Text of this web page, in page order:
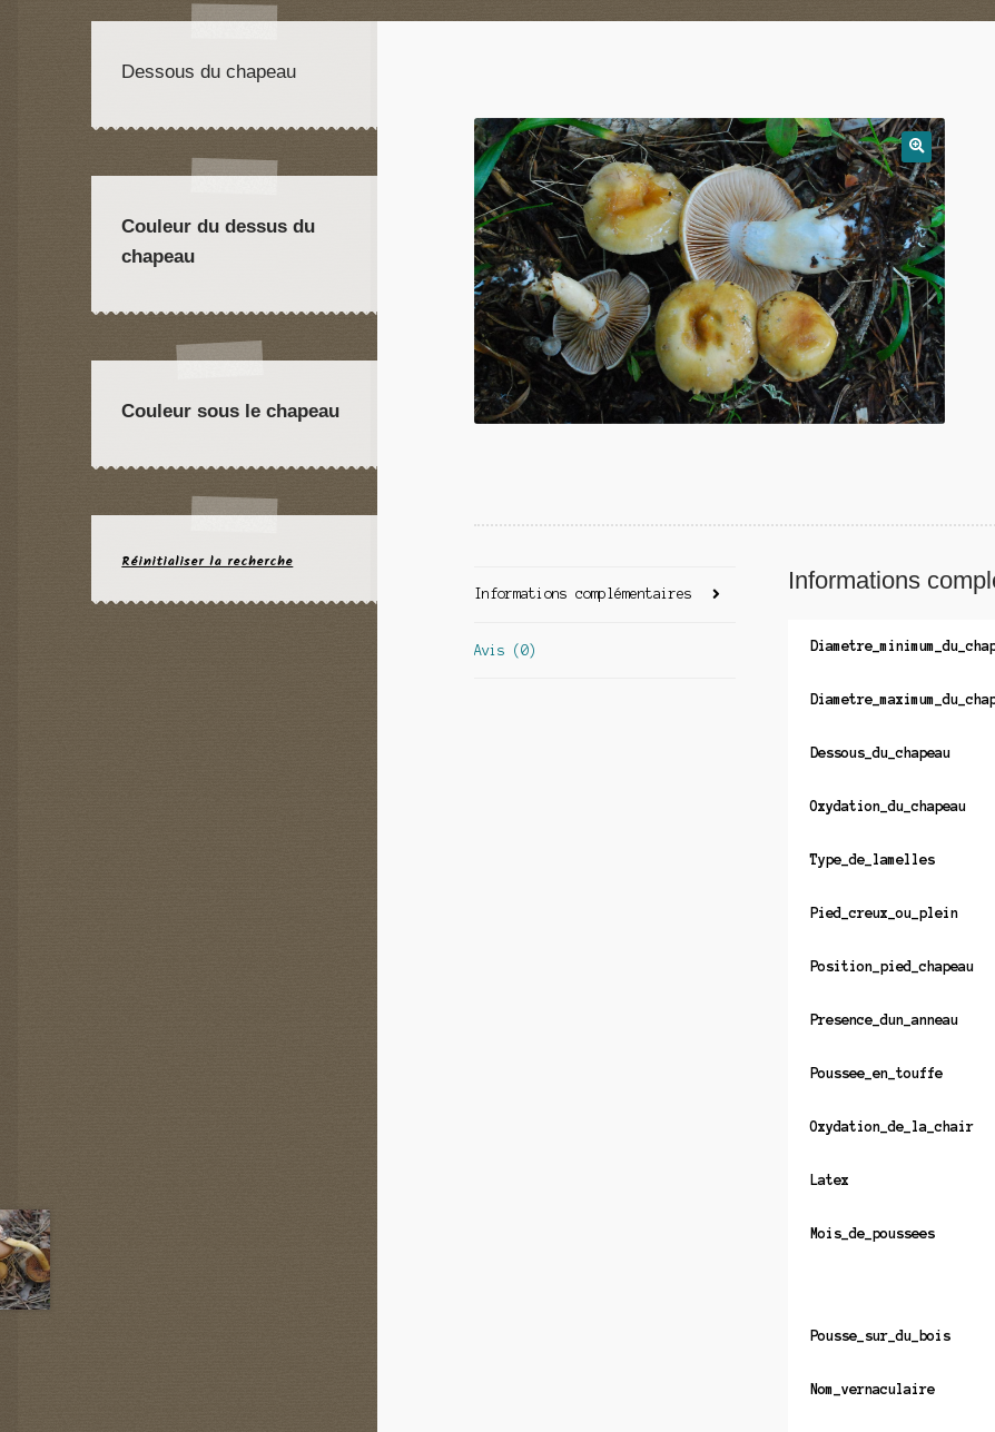
Informations complémentaires
Avis (0)
Informations
Dessous_du_chapeau
Oxydation_du_chapeau
Type_de_lamelles
Pied_creux_ou_plein
Position_pied_chapeau
Presence_dun_anneau
Poussee_en_touffe
Oxydation_de_la_chair
Latex
Mois_de_poussees
Pousse_sur_du_bois
Nom_vernaculaire
Dessous du chapeau
Couleur du dessus du
chapeau
Couleur sous le chapeau
Réinitialiser la recherche